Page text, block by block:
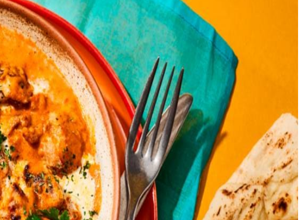
vuur in 4-5 min. rondom bruin. Voeg de gegrilde kip, het eventuele bakvet en de suiker toe
de slagroom en bestrooi met de fenegriek. Serveer met de naan.
en kruiden wentelde om de kip weer sappig te maken. Zo werd butter chicken geboren.